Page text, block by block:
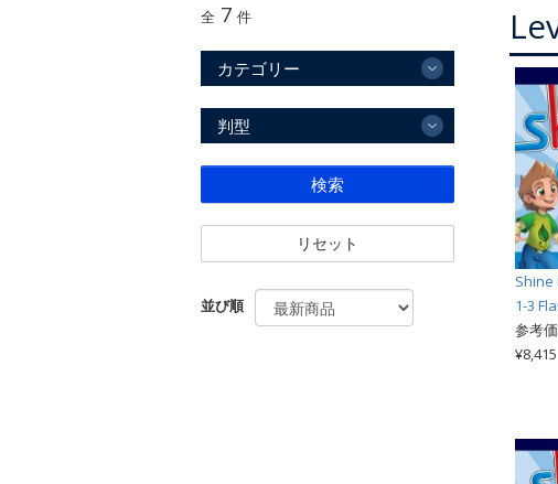
Shine
1-3
参考
¥8,415
全 7 件
カテゴリー
判型
検索
リセット
並び順